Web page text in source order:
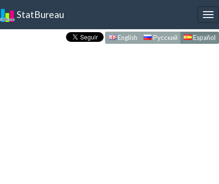
StatBureau
English Русский Español